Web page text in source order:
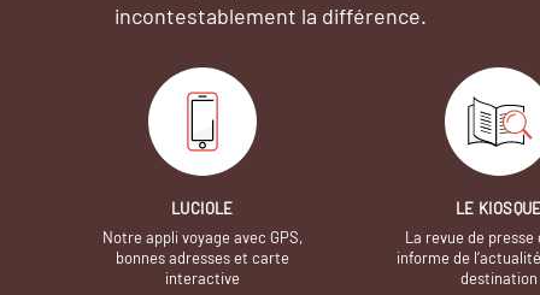
incontestablement la différence.
LUCIOLE
Notre appli voyage avec GPS,
bonnes adresses et carte
interactive
LE
La revue de presse
informe de
destination